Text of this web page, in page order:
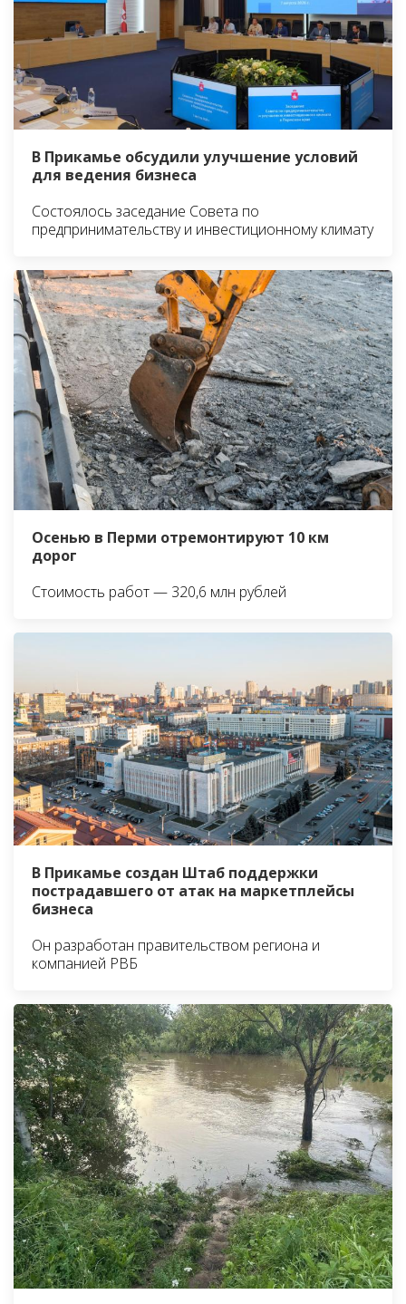
В Прикамье обсудили улучшение условий
для ведения бизнеса
Состоялось заседание Совета по
предпринимательству и инвестиционному климату
Осенью в Перми отремонтируют 10 км
дорог
Стоимость работ — 320,6 млн рублей
В Прикамье создан Штаб поддержки
пострадавшего от атак на маркетплейсы
бизнеса
Он разработан правительством региона и
компанией РВБ